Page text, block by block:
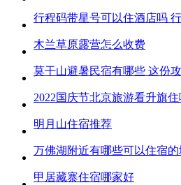
行程码带星号可以住酒店吗
木兰草原露营怎么收费
莫干山避暑民宿有哪些 这份
2022国庆节北京旅游看升旗
明月山住宿推荐
万佛湖附近有哪些可以住宿
甲居藏寨住宿哪家好